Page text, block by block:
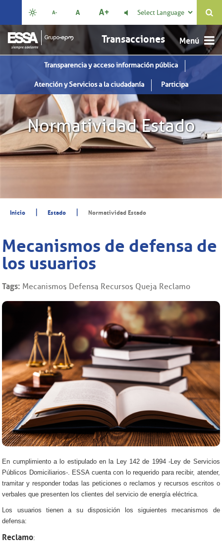
Select Language 
Transacciones
Transparencia y acceso información pública
Atención y Servicios a la ciudadanía Participa
Normatividad Estado
Inicio | Estado | Normatividad Estado
Mecanismos de defensa de
los usuarios
Tags: Mecanismos Defensa Recursos Queja Reclamo
En cumplimiento a lo estipulado en la Ley 142 de 1994 -Ley de Servicios
Públicos Domiciliarios-. ESSA cuenta con lo requerido para recibir, atender,
tramitar y responder todas las peticiones o reclamos y recursos escritos o
verbales que presenten los clientes del servicio de energía eléctrica.
Los usuarios tienen a su disposición los siguientes mecanismos de
defensa:
Reclamo: